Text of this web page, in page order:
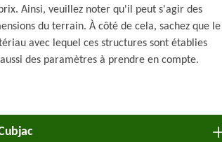
Ainsi, veuillez noter qu'il peut s'agir des
du terrain. À côté de cela, sachez que le
avec lequel ces structures sont établies
des paramètres à prendre en compte.